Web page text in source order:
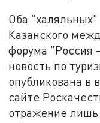
Оба "халяльных"
Казанского
форума "Россия
новость по
опубликована в
сайте
отражение